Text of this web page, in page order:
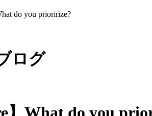
do you prioririze?
ログ